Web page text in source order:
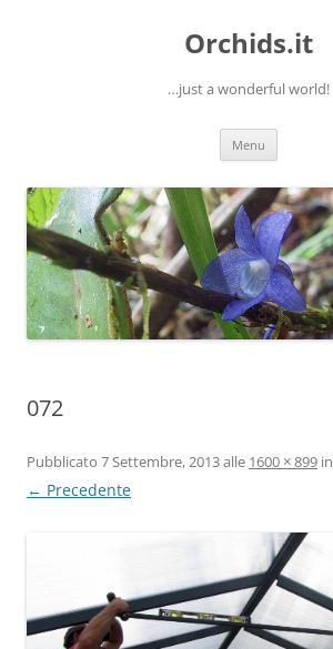
Orchids.it
…just a wonderful world!
Menu
072
Pubblicato 7 Settembre, 2013alle 1600 × 899 in
← Precedente